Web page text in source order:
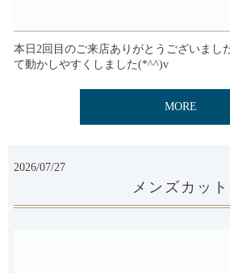
本日2回目のご来店ありがとうございまし
て動かしやすくしました(*^^)v
MORE
2026/07/27
メンズカット